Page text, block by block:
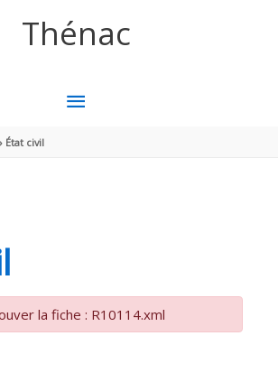
Thénac
MENU
État civil
la fiche : R10114.xml